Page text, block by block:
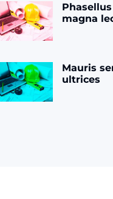
magna
Mauris
ultrices